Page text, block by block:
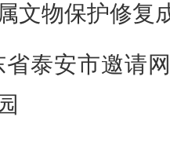
文物保护修复
省泰安市邀请